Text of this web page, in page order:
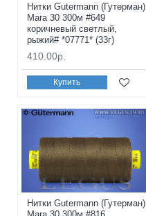
Нитки Gutermann (Гутерман)
Mara 30 300м #649
коричневый светлый,
рыжий# *07771* (33г)
410.00р.
Купить
Нитки Gutermann (Гутерман)